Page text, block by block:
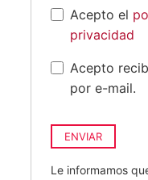
Acepto el
privacidad
Acepto
por e-mail.
ENVIAR
Le informamos